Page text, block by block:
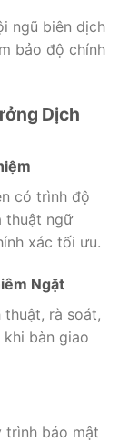
ngũ biên dịch
bảo độ chính
Dịch
có trình độ
thuật ngữ
xác tối ưu.
Ngặt
rà soát,
bàn giao
trình bảo mật